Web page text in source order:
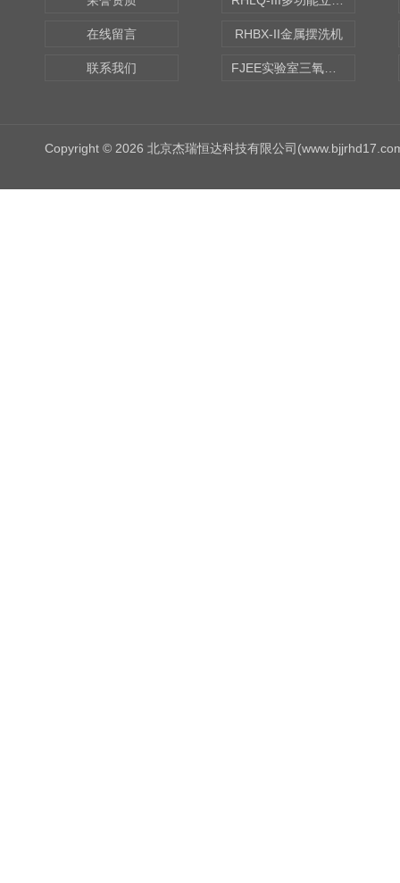
在线留言
联系我们
RHBX-II金属摆洗机
Copyright © 2026 北京杰瑞恒达科技有限公司